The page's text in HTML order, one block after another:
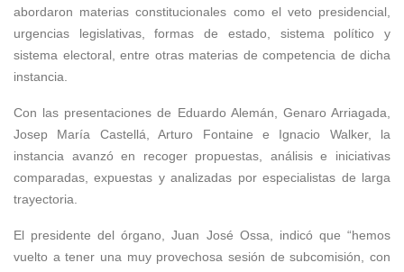
abordaron materias constitucionales como el veto presidencial,
urgencias legislativas, formas de estado, sistema político y
sistema electoral, entre otras materias de competencia de dicha
instancia.
Con las presentaciones de Eduardo Alemán, Genaro Arriagada,
Josep María Castellá, Arturo Fontaine e Ignacio Walker, la
instancia avanzó en recoger propuestas, análisis e iniciativas
comparadas, expuestas y analizadas por especialistas de larga
trayectoria.
El presidente del órgano, Juan José Ossa, indicó que “hemos
vuelto a tener una muy provechosa sesión de subcomisión, con